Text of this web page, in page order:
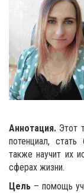
Аннотация. Этот
потенциал,
также научит их
сферах жизни.
Цель – помощь